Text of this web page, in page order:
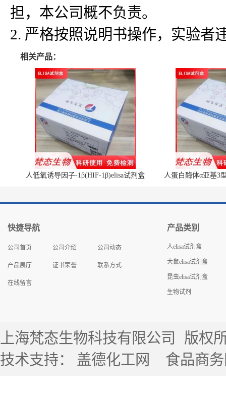
担，本公司概不负责。
2. 严格按照说明书操作，实验者
相关产品：
人低氧诱导因子-1β(HIF-1β)elisa试剂盒 人蛋白酶体α亚基3
快捷导航
公司首页 公司介绍 公司动态
产品展厅 证书荣誉 联系方式
在线留言
产品类别
人elisa试剂盒
大鼠elisa试剂盒
昆虫elisa试剂盒
生物试剂
上海梵态生物科技有限公司
版权
技术支持： 盖德化工网 食品商